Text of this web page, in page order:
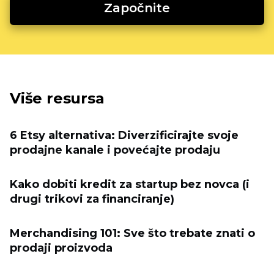
Započnite
Više resursa
6 Etsy alternativa: Diverzificirajte svoje
prodajne kanale i povećajte prodaju
Kako dobiti kredit za startup bez novca (i
drugi trikovi za financiranje)
Merchandising 101: Sve što trebate znati o
prodaji proizvoda